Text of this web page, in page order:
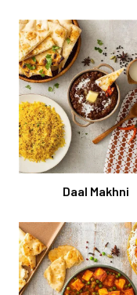
Daal Makhni